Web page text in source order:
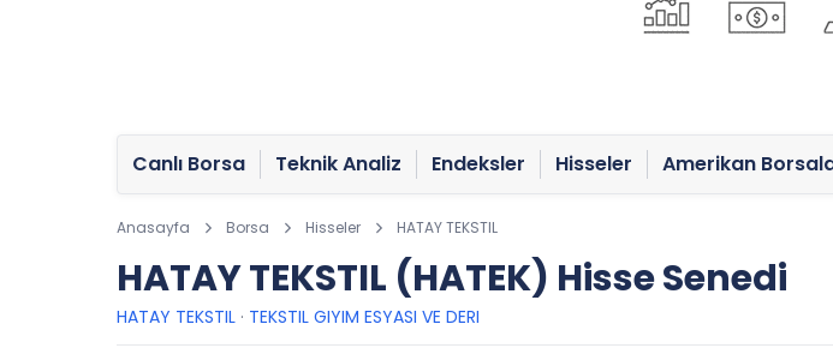
Canlı Borsa Teknik Analiz Endeksler Hisseler Amerikan
Anasayfa Borsa Hisseler HATAY TEKSTIL
HATAY TEKSTIL (HATEK) Hisse Senedi
HATAY TEKSTIL · TEKSTIL GIYIM ESYASI VE DERI